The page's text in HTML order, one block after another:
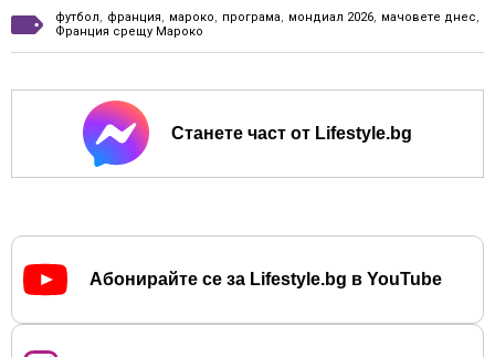
футбол, франция, мароко, програма, мондиал 2026, мачовете днес,
Франция срещу Мароко
Станете част от Lifestyle.bg
Абонирайте се за Lifestyle.bg в YouTube